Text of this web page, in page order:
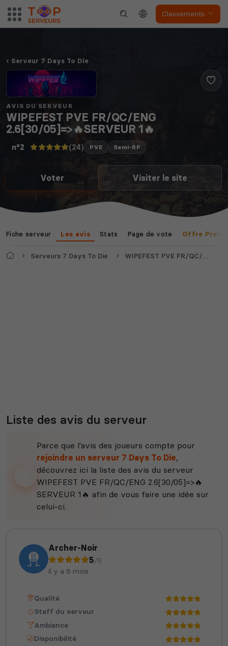
Classements
Serveur 7 Days To Die
AVIS DU SERVEUR
WIPEFEST PVE FR/QC/ENG
2.6[30/05]=>🔥SERVEUR 1🔥
n°2 (24) PVE Semi-RP
Voter Visiter le site
Fiche serveur Les avis Stats Page de vote Offre
AccueilServeurs 7 Days To Die WIPEFEST PVE FR/QC/ENG 2.6[30/05]=>🔥SERVEUR 1🔥
Liste des avis du serveur
Parce que l'avis des joueurs compte pour
rejoindre un serveur 7 Days To Die,
découvrez ici la liste des avis du serveur
WIPEFEST PVE FR/QC/ENG 2.6[30/05]=>🔥
SERVEUR 1🔥 afin de vous faire une idée sur
celui-ci.
Archer-Noir
5/5
il y a 6 mois
Qualité
Staff du serveur
Ambiance
Disponibilité